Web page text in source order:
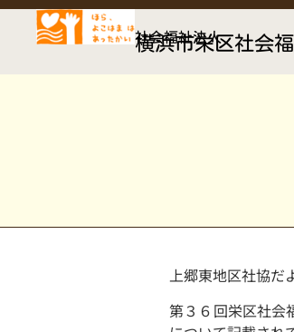
社会福祉法人
横浜市栄区社会
上郷東地区社協だ
第３６回栄区社会